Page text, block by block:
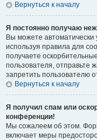
Вернуться к началу
Я постоянно получаю
Вы можете
используя правила для
получаете
пользователя, отправьте
запретить пользователю
Вернуться к началу
Я получил спам или
конференции!
Мы сожалеем об этом.
включает меры